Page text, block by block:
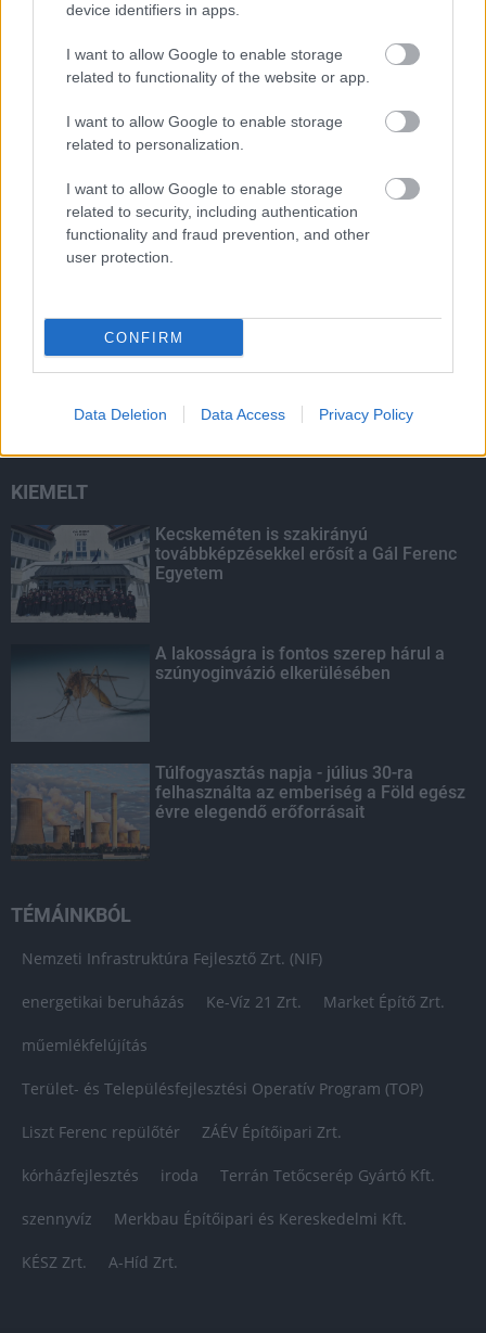
device identifiers in apps.
I want to allow Google to enable storage
related to functionality of the website or app.
I want to allow Google to enable storage
related to personalization.
I want to allow Google to enable storage
related to security, including authentication
functionality and fraud prevention, and other
user protection.
CONFIRM
Data Deletion Data Access Privacy Policy
LEGOLVASOTTABB
Egyhetes országos ellenőrzést tart a
rendőrség a utakon
Mától jelentkezhetnek a kivitelezők a
háztartások napelemes és fűtési
rendszereit támogató pályázatra
Fontos a postaládákba költöző
széncinegék védelme
KIEMELT
Kecskeméten is szakirányú
továbbképzésekkel erősít a Gál Ferenc
Egyetem
A lakosságra is fontos szerep hárul a
szúnyoginvázió elkerülésében
Túlfogyasztás napja - július 30-ra
felhasználta az emberiség a Föld egész
évre elegendő erőforrásait
TÉMÁINKBÓL
Nemzeti Infrastruktúra Fejlesztő Zrt. (NIF)
energetikai beruházás Ke-Víz 21 Zrt. Market Építő Zrt.
műemlékfelújítás
Terület- és Településfejlesztési Operatív Program (TOP)
Liszt Ferenc repülőtér ZÁÉV Építőipari Zrt.
kórházfejlesztés iroda Terrán Tetőcserép Gyártó Kft.
szennyvíz Merkbau Építőipari és Kereskedelmi Kft.
KÉSZ Zrt. A-Híd Zrt.